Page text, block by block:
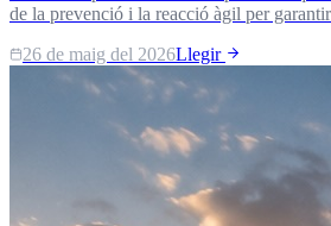
de la prevenció i la reacció àgil per
26 de maig del 2026Llegir